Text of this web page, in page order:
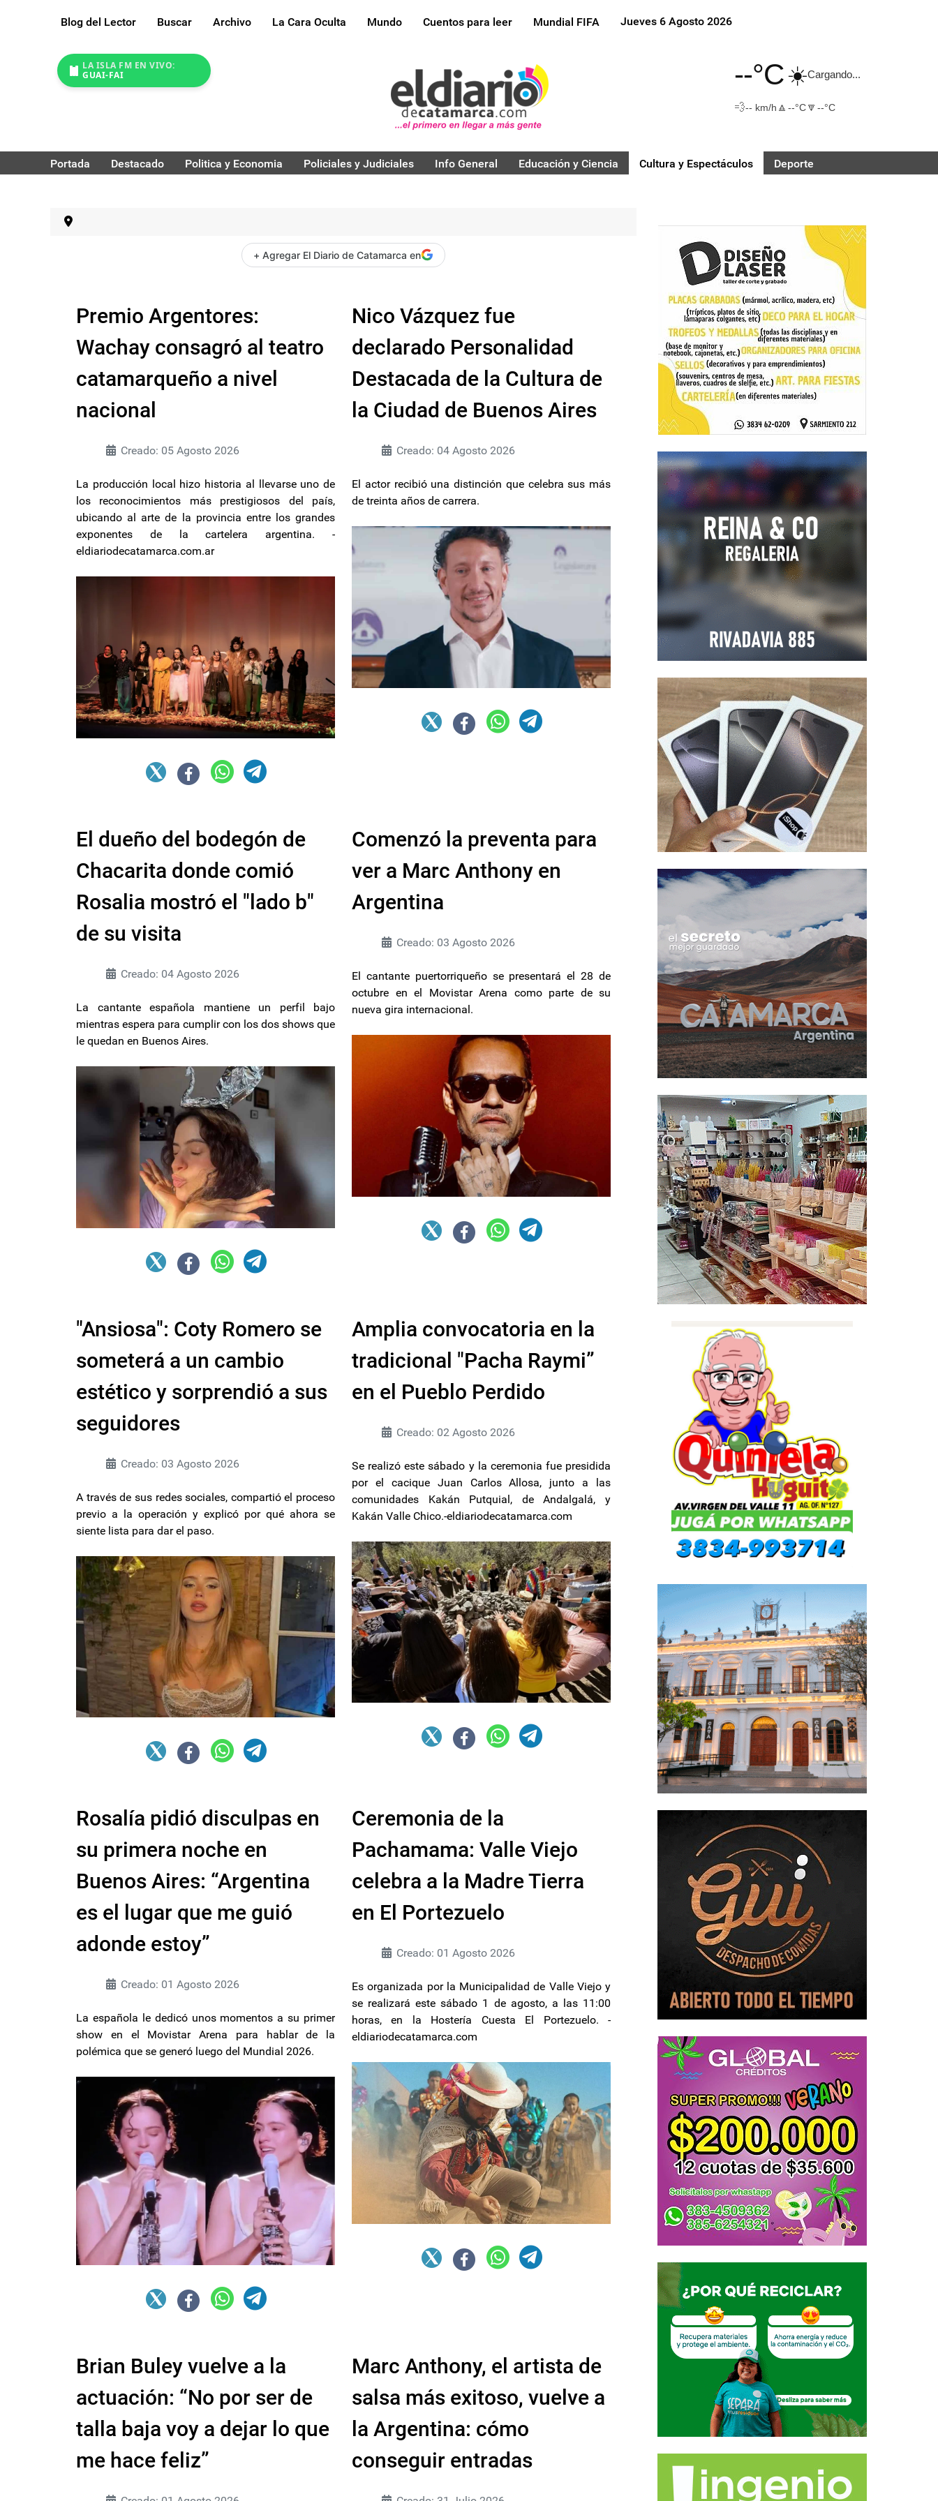
Blog del Lector Buscar Archivo La Cara Oculta Mundo Cuentos para leer Mundial FIFA Jueves 6 Agosto 2026
LA ISLA FM EN VIVO:
GUAI-FAI
--°C☀️Cargando...
💨-- km/h 🔼 --°C🔽 --°C
Portada Destacado Politica y Economia Policiales y Judiciales Info General Educación y Ciencia Cultura y Espectáculos Deporte
+ Agregar El Diario de Catamarca en
Premio Argentores:
Wachay consagró al teatro
catamarqueño a nivel
nacional
Creado: 05 Agosto 2026
La producción local hizo historia al llevarse uno de
los reconocimientos más prestigiosos del país,
ubicando al arte de la provincia entre los grandes
exponentes de la cartelera argentina. -
eldiariodecatamarca.com.ar
Nico Vázquez fue
declarado Personalidad
Destacada de la Cultura de
la Ciudad de Buenos Aires
Creado: 04 Agosto 2026
El actor recibió una distinción que celebra sus más
de treinta años de carrera.
El dueño del bodegón de
Chacarita donde comió
Rosalia mostró el "lado b"
de su visita
Creado: 04 Agosto 2026
La cantante española mantiene un perfil bajo
mientras espera para cumplir con los dos shows que
le quedan en Buenos Aires.
Comenzó la preventa para
ver a Marc Anthony en
Argentina
Creado: 03 Agosto 2026
El cantante puertorriqueño se presentará el 28 de
octubre en el Movistar Arena como parte de su
nueva gira internacional.
"Ansiosa": Coty Romero se
someterá a un cambio
estético y sorprendió a sus
seguidores
Creado: 03 Agosto 2026
A través de sus redes sociales, compartió el proceso
previo a la operación y explicó por qué ahora se
siente lista para dar el paso.
Amplia convocatoria en la
tradicional "Pacha Raymi”
en el Pueblo Perdido
Creado: 02 Agosto 2026
Se realizó este sábado y la ceremonia fue presidida
por el cacique Juan Carlos Allosa, junto a las
comunidades Kakán Putquial, de Andalgalá, y
Kakán Valle Chico.-eldiariodecatamarca.com
Rosalía pidió disculpas en
su primera noche en
Buenos Aires: “Argentina
es el lugar que me guió
adonde estoy”
Creado: 01 Agosto 2026
La española le dedicó unos momentos a su primer
show en el Movistar Arena para hablar de la
polémica que se generó luego del Mundial 2026.
Ceremonia de la
Pachamama: Valle Viejo
celebra a la Madre Tierra
en El Portezuelo
Creado: 01 Agosto 2026
Es organizada por la Municipalidad de Valle Viejo y
se realizará este sábado 1 de agosto, a las 11:00
horas, en la Hostería Cuesta El Portezuelo. -
eldiariodecatamarca.com
Brian Buley vuelve a la
actuación: “No por ser de
talla baja voy a dejar lo que
me hace feliz”
Marc Anthony, el artista de
salsa más exitoso, vuelve a
la Argentina: cómo
conseguir entradas